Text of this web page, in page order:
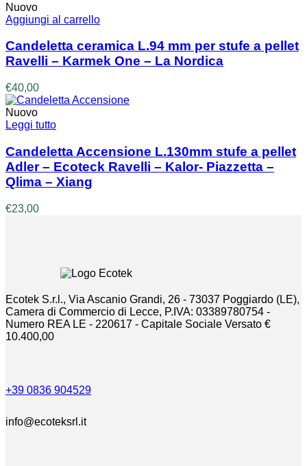
Nuovo
Aggiungi al carrello
Candeletta ceramica L.94 mm per stufe a pellet
Ravelli – Karmek One – La Nordica
€40,00
Nuovo
Leggi tutto
Candeletta Accensione L.130mm stufe a pellet
Adler – Ecoteck Ravelli – Kalor- Piazzetta –
Qlima – Xiang
€23,00
Ecotek S.r.l., Via Ascanio Grandi, 26 - 73037 Poggiardo (LE),
Camera di Commercio di Lecce, P.IVA: 03389780754 -
Numero REA LE - 220617 - Capitale Sociale Versato €
10.400,00
+39 0836 904529
info@ecoteksrl.it